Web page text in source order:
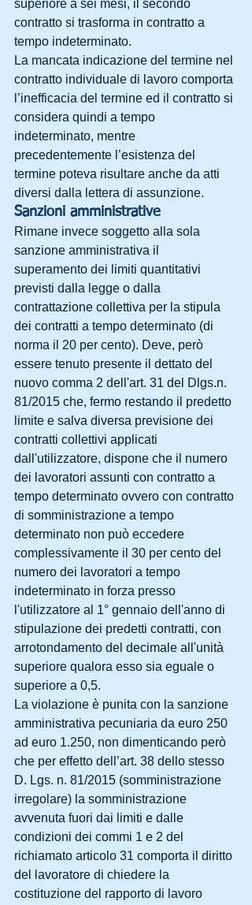
superiore a sei mesi, il secondo
contratto si trasforma in contratto a
tempo indeterminato.
La mancata indicazione del termine nel
contratto individuale di lavoro comporta
l’inefficacia del termine ed il contratto si
considera quindi a tempo
indeterminato, mentre
precedentemente l’esistenza del
termine poteva risultare anche da atti
diversi dalla lettera di assunzione.
Sanzioni amministrative
Rimane invece soggetto alla sola
sanzione amministrativa il
superamento dei limiti quantitativi
previsti dalla legge o dalla
contrattazione collettiva per la stipula
dei contratti a tempo determinato (di
norma il 20 per cento). Deve, però
essere tenuto presente il dettato del
nuovo comma 2 dell'art. 31 del Dlgs.n.
81/2015 che, fermo restando il predetto
limite e salva diversa previsione dei
contratti collettivi applicati
dall'utilizzatore, dispone che il numero
dei lavoratori assunti con contratto a
tempo determinato ovvero con contratto
di somministrazione a tempo
determinato non può eccedere
complessivamente il 30 per cento del
numero dei lavoratori a tempo
indeterminato in forza presso
l'utilizzatore al 1° gennaio dell'anno di
stipulazione dei predetti contratti, con
arrotondamento del decimale all'unità
superiore qualora esso sia eguale o
superiore a 0,5.
La violazione è punita con la sanzione
amministrativa pecuniaria da euro 250
ad euro 1.250, non dimenticando però
che per effetto dell’art. 38 dello stesso
D. Lgs. n. 81/2015 (somministrazione
irregolare) la somministrazione
avvenuta fuori dai limiti e dalle
condizioni dei commi 1 e 2 del
richiamato articolo 31 comporta il diritto
del lavoratore di chiedere la
costituzione del rapporto di lavoro